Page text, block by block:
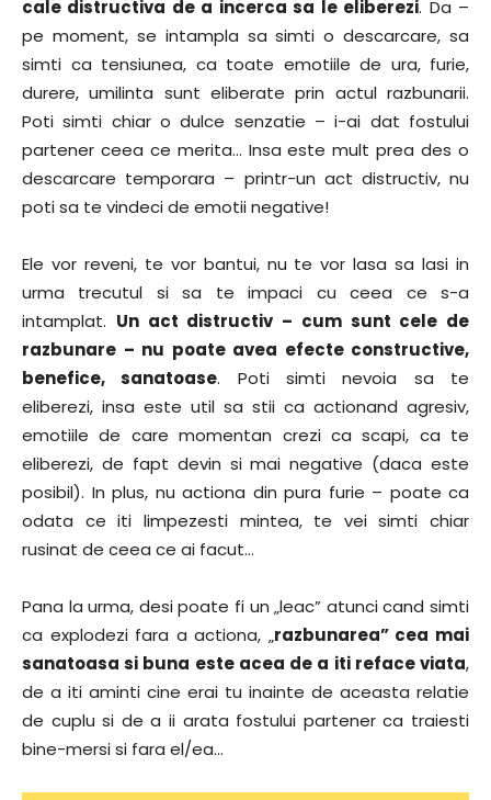
cale distructiva de a incerca sa le eliberezi. Da –
pe moment, se intampla sa simti o descarcare, sa
simti ca tensiunea, ca toate emotiile de ura, furie,
durere, umilinta sunt eliberate prin actul razbunarii.
Poti simti chiar o dulce senzatie – i-ai dat fostului
partener ceea ce merita… Insa este mult prea des o
descarcare temporara – printr-un act distructiv, nu
poti sa te vindeci de emotii negative!
Ele vor reveni, te vor bantui, nu te vor lasa sa lasi in
urma trecutul si sa te impaci cu ceea ce s-a
intamplat. Un act distructiv – cum sunt cele de
razbunare – nu poate avea efecte constructive,
benefice, sanatoase. Poti simti nevoia sa te
eliberezi, insa este util sa stii ca actionand agresiv,
emotiile de care momentan crezi ca scapi, ca te
eliberezi, de fapt devin si mai negative (daca este
posibil). In plus, nu actiona din pura furie – poate ca
odata ce iti limpezesti mintea, te vei simti chiar
rusinat de ceea ce ai facut…
Pana la urma, desi poate fi un „leac” atunci cand simti
ca explodezi fara a actiona, „razbunarea” cea mai
sanatoasa si buna este acea de a iti reface viata,
de a iti aminti cine erai tu inainte de aceasta relatie
de cuplu si de a ii arata fostului partener ca traiesti
bine-mersi si fara el/ea…